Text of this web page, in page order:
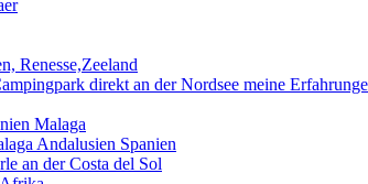
Renesse,Zeeland
direkt an der Nordsee meine
Malaga
Andalusien Spanien
an der Costa del Sol